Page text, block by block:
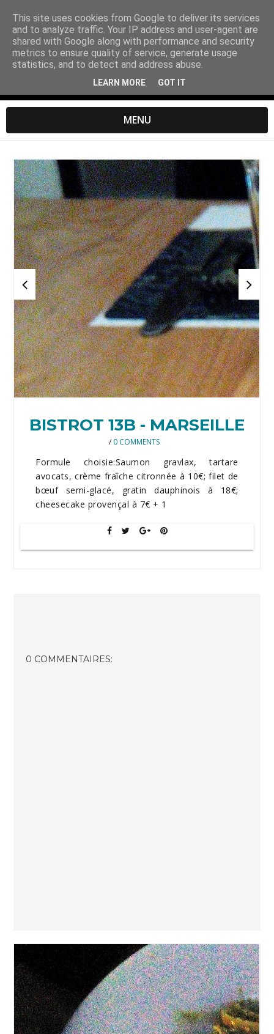
MENU
BISTROT 13B - MARSEILLE
/ 0 COMMENTS
Formule choisie:Saumon gravlax, tartare
avocats, crème fraîche citronnée à 10€; filet de
bœuf semi-glacé, gratin dauphinois à 18€;
cheesecake provençal à 7€ + 1
0 COMMENTAIRES:
This site uses cookies from Google to deliver its services
and to analyze traffic. Your IP address and user-agent are
shared with Google along with performance and security
metrics to ensure quality of service, generate usage
statistics, and to detect and address abuse.
LEARN MORE GOT IT